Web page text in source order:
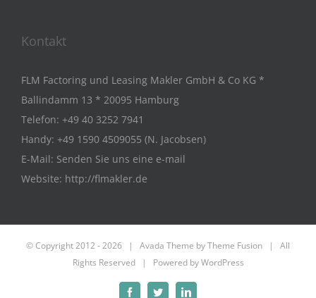
Kontakt
FLM Factoring und Leasing Makler GmbH & Co KG *
Ballindamm 13 * 20095 Hamburg
Telefon: +49 40 3252 7941
Handy: +49 1590 4509055 (N. Jacobsen)
E-Mail: Senden Sie uns eine e-mail
Website: http://flmakler.de
© Copyright 2012 -2026 | Avada Theme byTheme Fusion | All
Rights Reserved | Powered byWordPress